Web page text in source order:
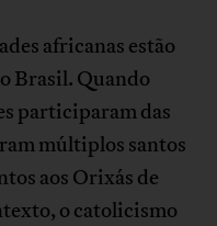
africanas estão
Brasil. Quando
participaram das
múltiplos santos
aos Orixás de
o catolicismo